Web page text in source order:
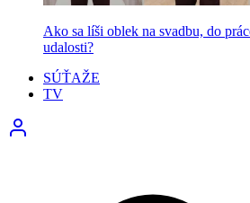
Ako sa líši oblek na svadbu, do
udalosti?
SÚŤAŽE
TV